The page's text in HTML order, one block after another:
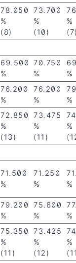
78.050
%
(8)
73.700
%
(10)
%
69.500
%
70.750
%
%
76.200
%
76.200
%
%
72.850
%
(13)
73.475
%
(11)
%
71.500
%
71.250
%
%
79.200
%
75.600
%
%
75.350
%
(11)
73.425
%
(12)
%